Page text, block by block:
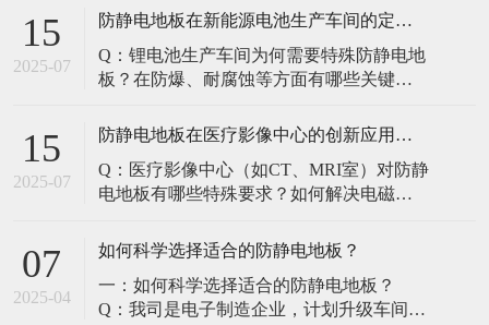
以下核心优势： 高强度结构：采用优质冷
轧钢板拉伸焊接成型，表面磷化后静电喷
塑，防锈耐磨，承重性能优异。 便捷布
线：配套活动线槽板设计，可轻松掀起盖
15
2025-07
防静电地板在新能源电池生产车间的定制化解决方案
Q：锂电池生产车间为何需要特殊防静电地
板？在防爆、耐腐蚀等方面有哪些关键技
环境并存的特殊场景，需要全方位防护方
境要求 • 防爆等级：Ex IIB T4（ATEX认
证） • 静电泄放速度：<0.
15
2025-07
防静电地板在医疗影像中心的创新应用方案
Q：医疗影像中心（如CT、MRI室）对防静
电地板有哪些特殊要求？如何解决电磁干
环境特殊性对防静电地板提出了前所未有
疗影像环境的特殊需求 电磁兼容性要求 •
MRI室需完全无磁：磁化率<0.001（
07
2025-04
如何科学选择适合的防静电地板？
一：如何科学选择适合的防静电地板？
Q：我司是电子制造企业，计划升级车间地